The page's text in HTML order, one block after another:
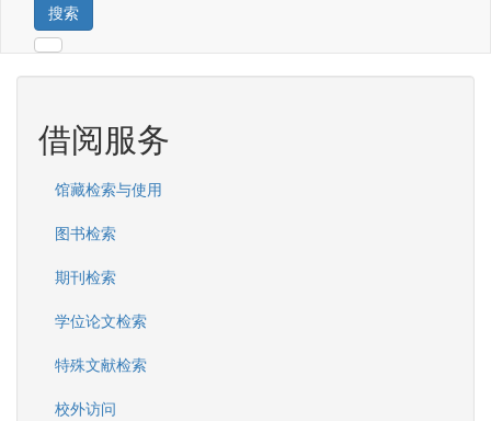
搜索
借阅服务
馆藏检索与使用
图书检索
期刊检索
学位论文检索
特殊文献检索
校外访问